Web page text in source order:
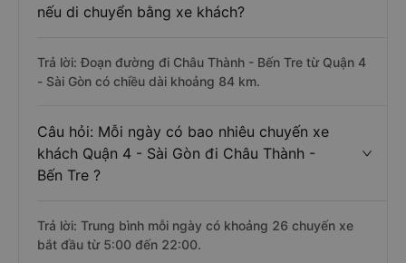
nếu di chuyển bằng xe khách?
Trả lời: Đoạn đường đi Châu Thành - Bến Tre từ Quận 4
- Sài Gòn có chiều dài khoảng 84 km.
Câu hỏi: Mỗi ngày có bao nhiêu chuyến xe
khách Quận 4 - Sài Gòn đi Châu Thành -
Bến Tre ?
Trả lời: Trung bình mỗi ngày có khoảng 26 chuyến xe
bắt đầu từ 5:00 đến 22:00.